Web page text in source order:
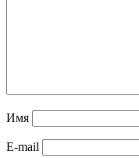
Имя
E-mail